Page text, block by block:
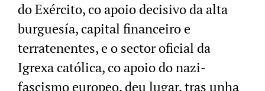
do Exército, co apoio decisivo da alta
burguesía, capital financeiro e
terratenentes, e o sector oficial da
Igrexa católica, co apoio do nazi-
fascismo europeo, deu lugar, tras unha